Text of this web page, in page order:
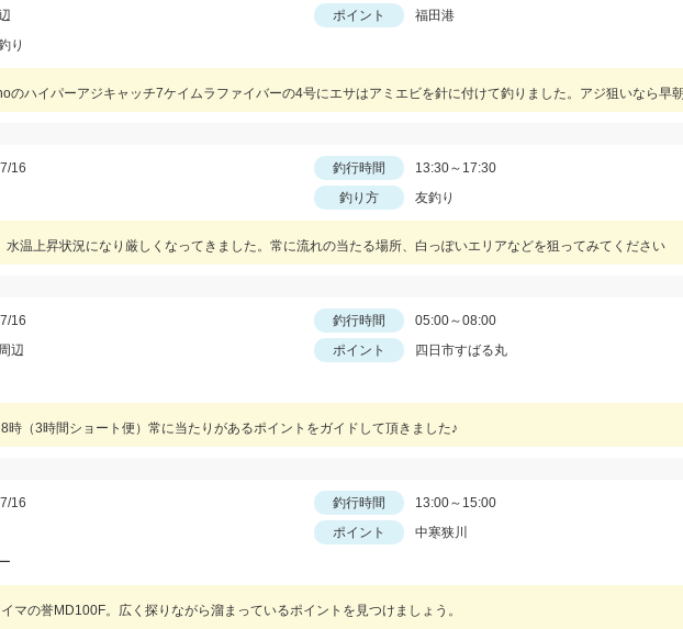
ポイント
福田港
り
16 釣行時間
13:30～17:30
釣り方 友釣り
水温上昇状況になり厳しくなってきました。常に流れの当たる場所、白っぽいエリアなどを狙ってみてください
16 釣行時間
05:00～08:00
辺 ポイント
四日市すばる丸
（3時間ショート便）常に当たりがあるポイントをガイドして頂きました♪
16 釣行時間
13:00～15:00
ポイント
中寒狭川
マの誉MD100F。広く探りながら溜まっているポイントを見つけましょう。